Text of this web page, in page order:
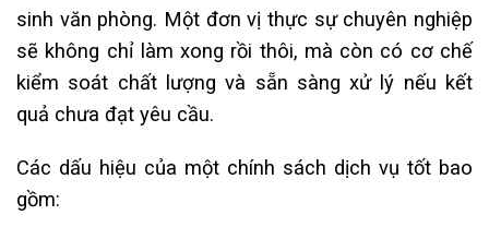
sinh văn phòng. Một đơn vị thực sự chuyên nghiệp
sẽ không chỉ làm xong rồi thôi, mà còn có cơ chế
kiểm soát chất lượng và sẵn sàng xử lý nếu kết
quả chưa đạt yêu cầu.
Các dấu hiệu của một chính sách dịch vụ tốt bao
gồm: